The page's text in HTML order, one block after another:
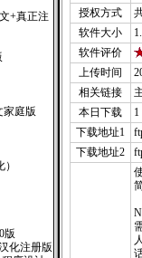
+真正注
家庭版
版
化注册版
授权方式
软件大小
软件评价
上传时间
相关链接
本日下载
下载地址1
下载地址2